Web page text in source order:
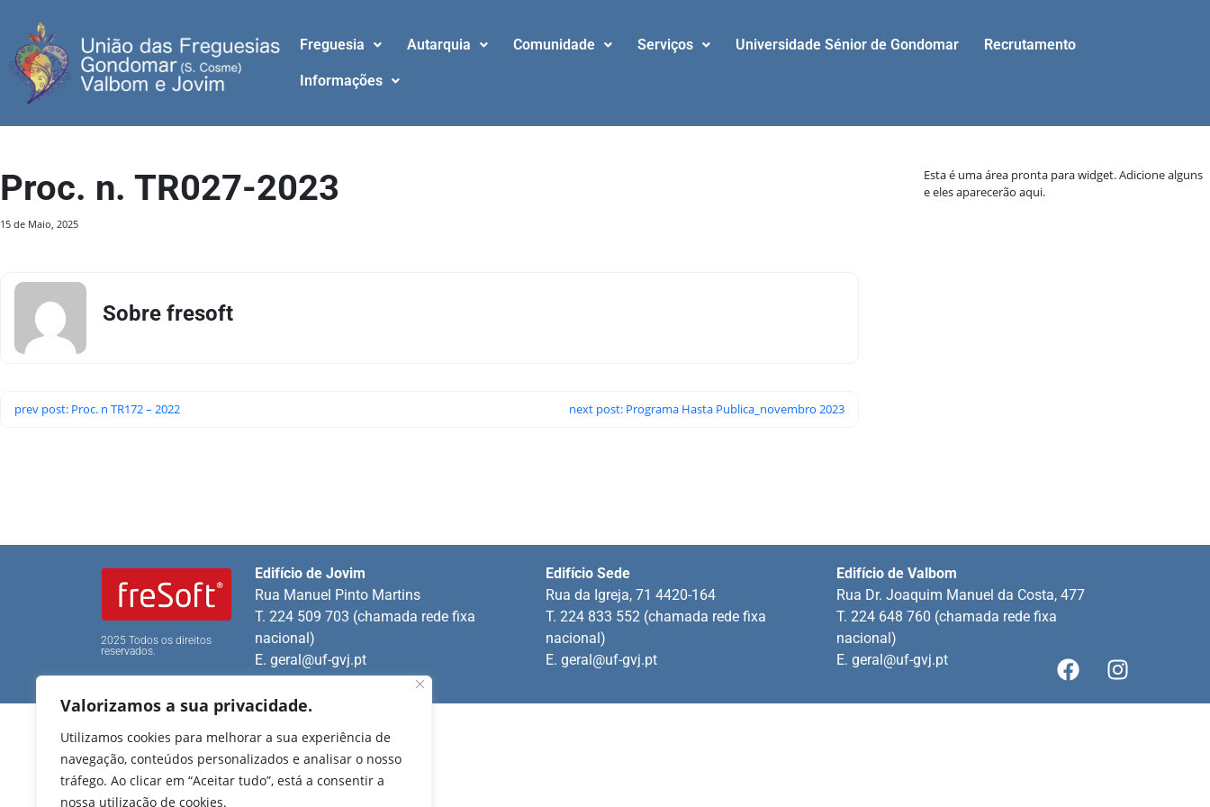
Valorizamos a sua privacidade.
Utilizamos cookies para melhorar a sua experiência de
navegação, conteúdos personalizados e analisar o nosso
tráfego. Ao clicar em “Aceitar tudo”, está a consentir a
nossa utilização de cookies.
Freguesia Autarquia Comunidade Serviços Universidade Sénior de Gondomar Recrutamento
Informações
Proc. n. TR027-2023
15 de Maio, 2025
Sobre fresoft
prev post: Proc. n TR172 – 2022 next post: Programa Hasta Publica_novembro 2023
Esta é uma área pronta para widget. Adicione alguns
e eles aparecerão aqui.
2025 Todos os direitos
reservados.
Edifício de Jovim
Rua Manuel Pinto Martins
T. 224 509 703 (chamada rede fixa
nacional)
E.geral@uf-gvj.pt
Edifício Sede
Rua da Igreja, 71 4420-164
T. 224 833 552 (chamada rede fixa
nacional)
E.geral@uf-gvj.pt
Edifício de Valbom
Rua Dr. Joaquim Manuel da Costa, 477
T. 224 648 760 (chamada rede fixa
nacional)
E.geral@uf-gvj.pt